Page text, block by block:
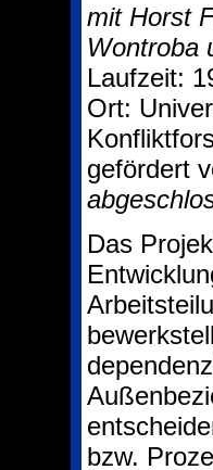
mit Horst
Wontroba
Laufzeit:
Ort:
gefördert
Das
bzw.